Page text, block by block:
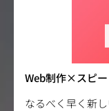
Web制作×スピー
なるべく早く新